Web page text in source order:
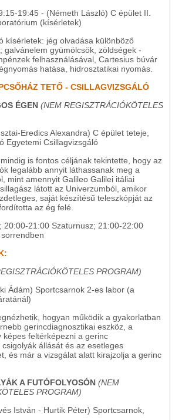
19:45 - (Németh László) C épület II.
(kísérletek)
kísérletek: jég olvadása különböző
galvánelem gyümölcsök, zöldségek -
felhasználásával, Cartesius búvár
hatása, hidrosztatikai nyomás.
TETŐ - CSILLAGVIZSGÁLÓ
ÉGEN (NEM REGISZTRÁCIÓKÖTELES
Eredics Alexandra) C épület teteje,
Egyetemi Csillagvizsgáló
is fontos céljának tekintette, hogy az
legalább annyit láthassanak meg a
mint amennyit Galileo Galilei itáliai
látott az Univerzumból, amikor
saját készítésű teleszkópját az
az ég felé.
20:00-21:00 Szaturnusz; 21:00-22:00
PROGRAM)
Ádám) Sportcsarnok 2-es labor (a
hogyan működik a gyakorlatban
gerincdiagnosztikai eszköz, a
képes feltérképezni a gerinc
állását és az esetleges
és már a vizsgálat alatt kirajzolja a gerinc
A FUTÓFOLYOSÓN (NEM
PROGRAM)
István - Hurtik Péter) Sportcsarnok,